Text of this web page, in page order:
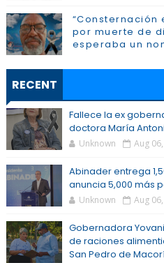
“Consternación
por muerte de
esperaba un
RECENT
Fallece la ex
doctora María
Unknown Aug
Abinader entrega
anuncia 5,000 más
Unknown Aug
Gobernadora
de raciones
San Pedro de